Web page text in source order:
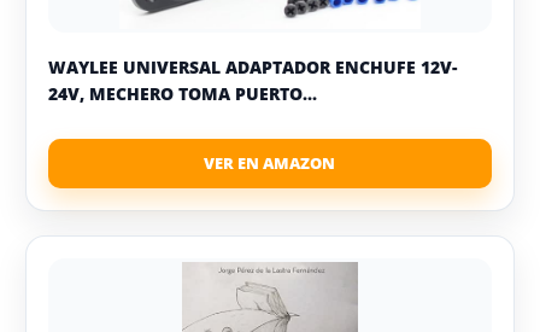
WAYLEE UNIVERSAL ADAPTADOR ENCHUFE 12V-
24V, MECHERO TOMA PUERTO...